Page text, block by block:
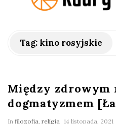
y
ś
Tag: kino rosyjskie
Między zdrowym
dogmatyzmem
In filozofia religia 14 listopada, 2021